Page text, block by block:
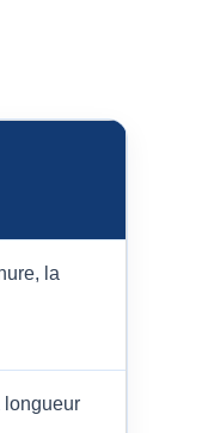
la
longueur